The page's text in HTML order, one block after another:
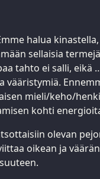
halua
sellaisia
tahto ei salli, eikä
vääristymiä.
mieli/keho/
kohti
olevan
oikean ja